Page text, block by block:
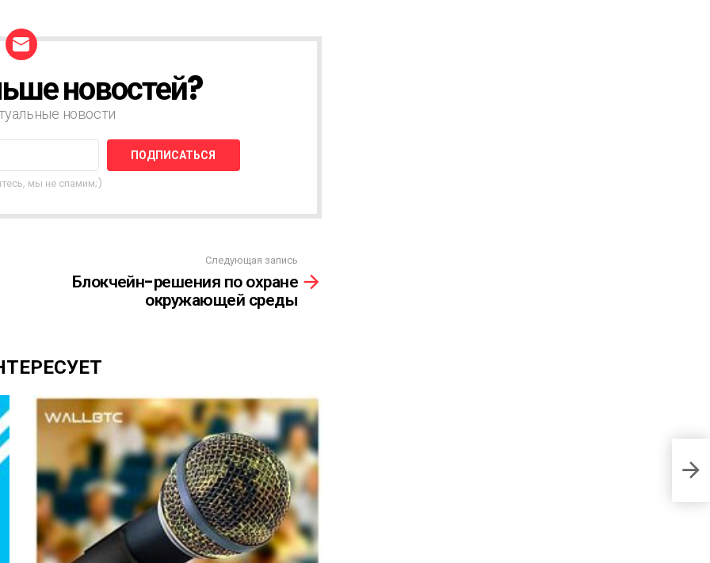
новостей?
новости
мы не спамим;)
Следующая запись
Блокчейн-решения по охране
окружающей среды